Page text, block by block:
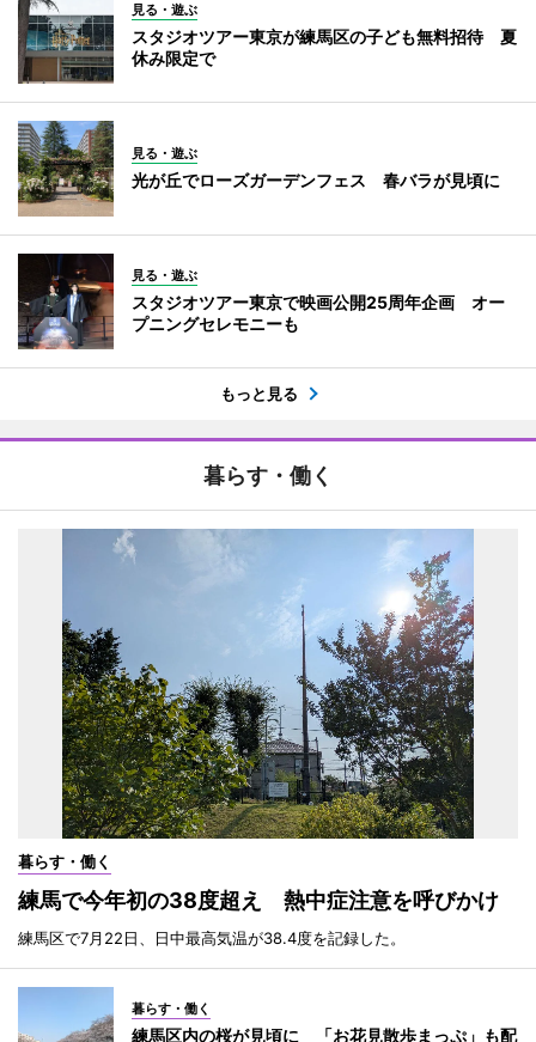
見る・遊ぶ
スタジオツアー東京が練馬区の子ども無料招待 夏
休み限定で
見る・遊ぶ
光が丘でローズガーデンフェス 春バラが見頃に
見る・遊ぶ
スタジオツアー東京で映画公開25周年企画 オー
プニングセレモニーも
もっと見る
暮らす・働く
暮らす・働く
練馬で今年初の38度超え 熱中症注意を呼びかけ
練馬区で7月22日、日中最高気温が38.4度を記録した。
暮らす・働く
練馬区内の桜が見頃に 「お花見散歩まっぷ」も配